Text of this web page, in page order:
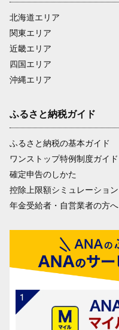
北海道エリア
関東エリア
近畿エリア
四国エリア
沖縄エリア
ふるさと納税ガイド
ふるさと納税の基本ガイド
ワンストップ特例制度ガイド
確定申告のしかた
控除上限額シミュレーション
年金受給者・自営業者の方へ